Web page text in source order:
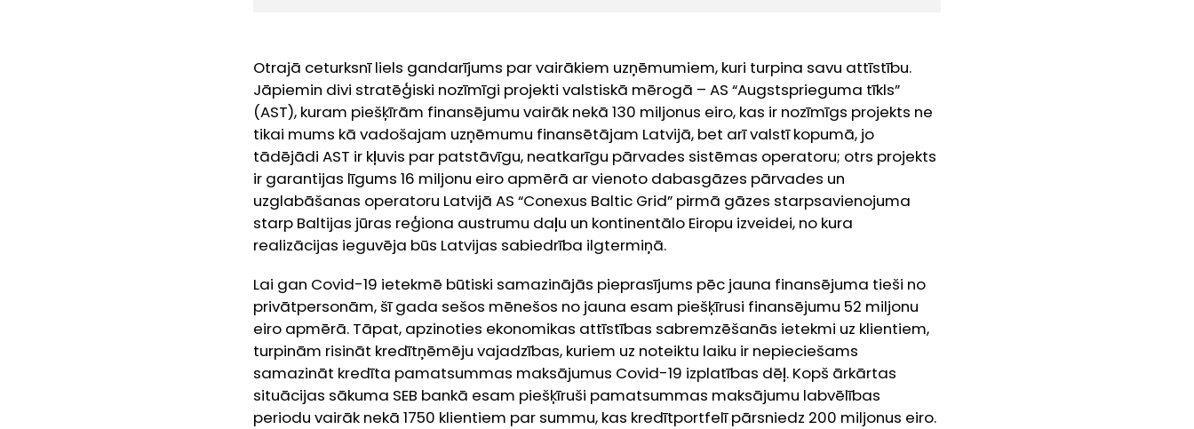
Otrajā ceturksnī liels gandarījums par vairākiem uzņēmumiem, kuri turpina savu attīstību.
Jāpiemin divi stratēģiski nozīmīgi projekti valstiskā mērogā – AS “Augstsprieguma tīkls”
(AST), kuram piešķīrām finansējumu vairāk nekā 130 miljonus eiro, kas ir nozīmīgs projekts ne
tikai mums kā vadošajam uzņēmumu finansētājam Latvijā, bet arī valstī kopumā, jo
tādējādi AST ir kļuvis par patstāvīgu, neatkarīgu pārvades sistēmas operatoru; otrs projekts
ir garantijas līgums 16 miljonu eiro apmērā ar vienoto dabasgāzes pārvades un
uzglabāšanas operatoru Latvijā AS “Conexus Baltic Grid” pirmā gāzes starpsavienojuma
starp Baltijas jūras reģiona austrumu daļu un kontinentālo Eiropu izveidei, no kura
realizācijas ieguvēja būs Latvijas sabiedrība ilgtermiņā.
Lai gan Covid-19 ietekmē būtiski samazinājās pieprasījums pēc jauna finansējuma tieši no
privātpersonām, šī gada sešos mēnešos no jauna esam piešķīrusi finansējumu 52 miljonu
eiro apmērā. Tāpat, apzinoties ekonomikas attīstības sabremzēšanās ietekmi uz klientiem,
turpinām risināt kredītņēmēju vajadzības, kuriem uz noteiktu laiku ir nepieciešams
samazināt kredīta pamatsummas maksājumus Covid-19 izplatības dēļ. Kopš ārkārtas
situācijas sākuma SEB bankā esam piešķīruši pamatsummas maksājumu labvēlības
periodu vairāk nekā 1750 klientiem par summu, kas kredītportfelī pārsniedz 200 miljonus eiro.